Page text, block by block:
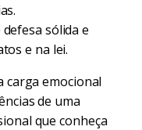
sólida e
e na lei.
carga emocional
de uma
que conheça